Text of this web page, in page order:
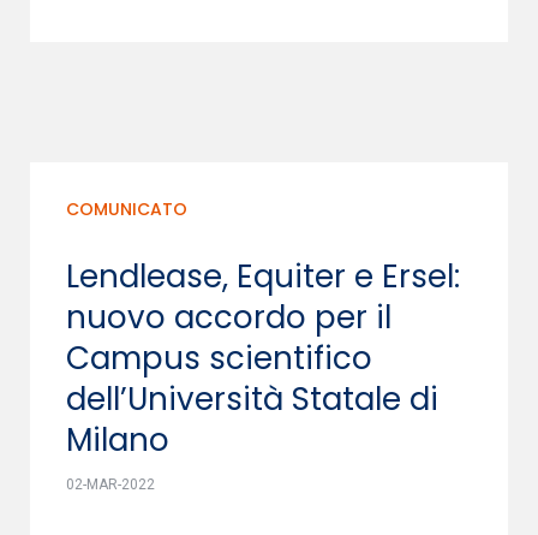
COMUNICATO
Lendlease, Equiter e Ersel:
nuovo accordo per il
Campus scientifico
dell’Università Statale di
Milano
02-MAR-2022